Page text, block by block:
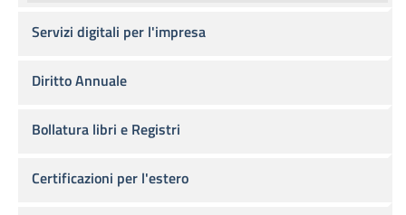
Servizi digitali per l'impresa
Diritto Annuale
Bollatura libri e Registri
Certificazioni per l'estero